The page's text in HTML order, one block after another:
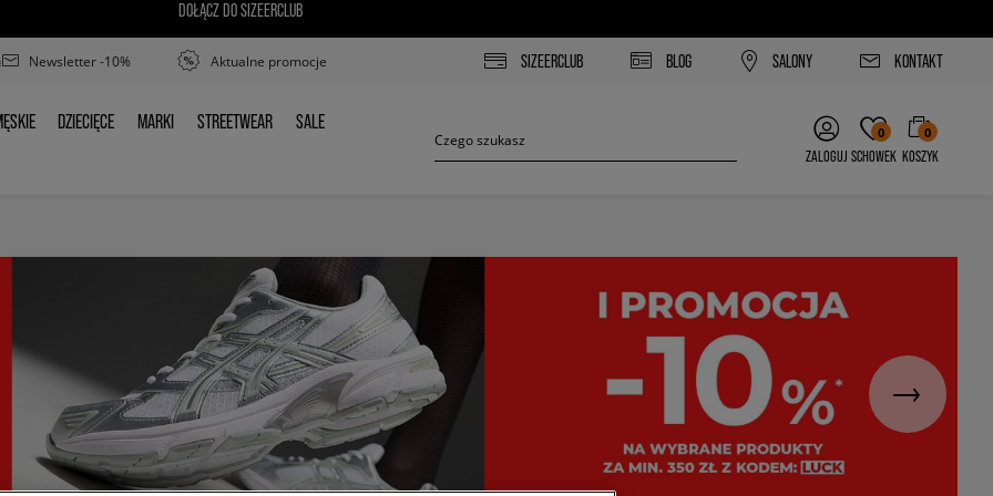
DOŁĄCZ DO SIZEERCLUB
Newsletter -10% Aktualne promocje SIZEERCLUB BLOG SALONY KONTAKT
DZIECIĘCE
DZIECIĘCE MARKI
MARKI STREETWEAR
STREETWEAR SALE
SALE
ZALOGUJ
0
SCHOWEK
0
KOSZYK